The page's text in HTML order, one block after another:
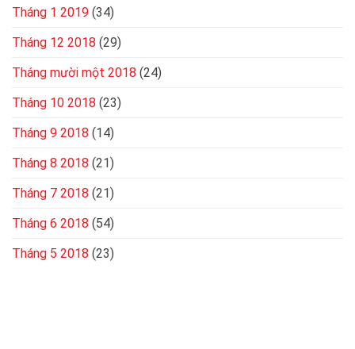
Tháng 1 2019 (34)
Tháng 12 2018 (29)
Tháng mười một 2018 (24)
Tháng 10 2018 (23)
Tháng 9 2018 (14)
Tháng 8 2018 (21)
Tháng 7 2018 (21)
Tháng 6 2018 (54)
Tháng 5 2018 (23)